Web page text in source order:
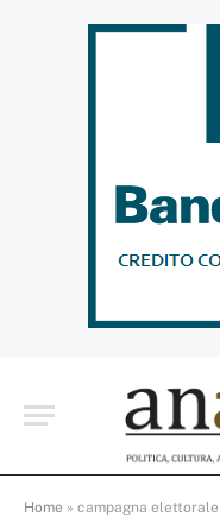
Home » campagna elettorale